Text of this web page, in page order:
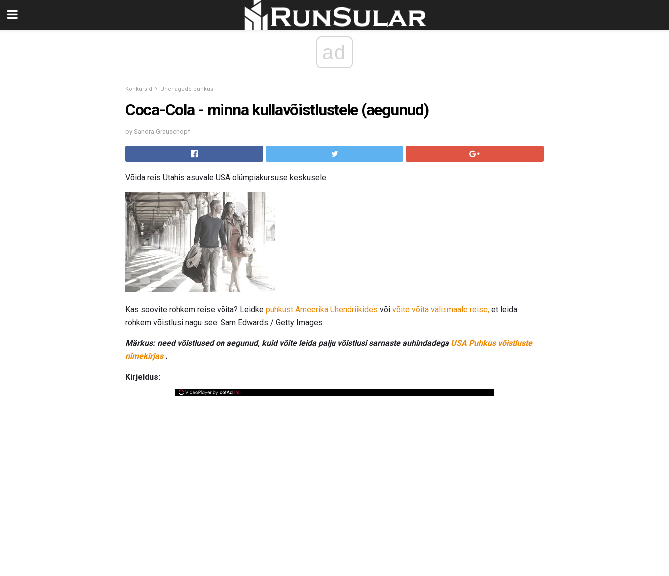
ad
Konkursid Unenägude puhkus
Coca-Cola - minna kullavõistlustele (aegunud)
by Sandra Grauschopf
Võida reis Utahis asuvale USA olümpiakursuse keskusele
Kas soovite rohkem reise võita? Leidke puhkust Ameerika Ühendriikides või võite võita välismaale reise, et leida
rohkem võistlusi nagu see. Sam Edwards / Getty Images
Märkus: need võistlused on aegunud, kuid võite leida palju võistlusi sarnaste auhindadega USA Puhkus võistluste
nimekirjas.
Kirjeldus: